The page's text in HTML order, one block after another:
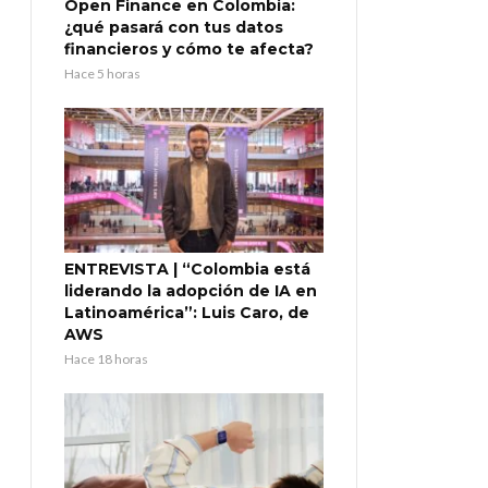
Open Finance en Colombia:
¿qué pasará con tus datos
financieros y cómo te afecta?
Hace 5 horas
ENTREVISTA | “Colombia está
liderando la adopción de IA en
Latinoamérica”: Luis Caro, de
AWS
Hace 18 horas